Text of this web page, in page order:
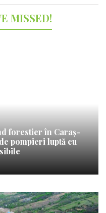
MISSED!
forestier în Caraș-
pompieri luptă cu